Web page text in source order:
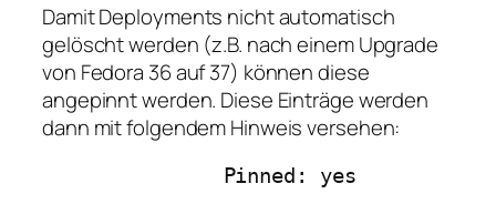
Damit Deployments nicht automatisch
gelöscht werden (z.B. nach einem Upgrade
von Fedora 36 auf 37) können diese
angepinnt werden. Diese Einträge werden
dann mit folgendem Hinweis versehen:
               Pinned: yes